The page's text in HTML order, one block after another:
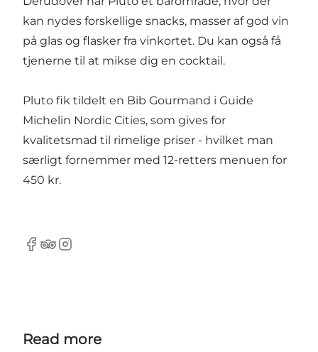
kan nydes forskellige snacks, masser af god vin
på glas og flasker fra vinkortet. Du kan også få
tjenerne til at mikse dig en cocktail.
Pluto fik tildelt en Bib Gourmand i Guide
Michelin Nordic Cities, som gives for
kvalitetsmad til rimelige priser - hvilket man
særligt fornemmer med 12-retters menuen for
450 kr.
Facebook
Tripadvisor
Instagram
Read more